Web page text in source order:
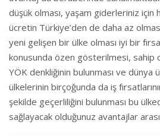
düşük olması, yaşam giderleriniz için
ücretin Türkiye’den de daha az
yeni gelişen bir ülke olması iyi bir
konusunda özen gösterilmesi, sahip
YÖK denkliğinin bulunması ve dünya
ülkelerinin birçoğunda da iş
şekilde geçerliliğini bulunması bu
sağlayacak olduğunuz avantajlar